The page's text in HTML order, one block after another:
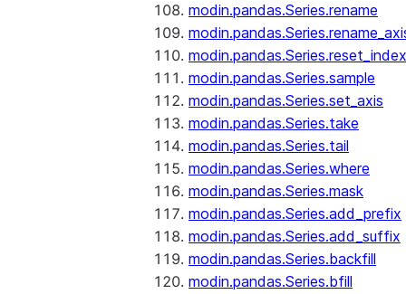
modin.pandas.Series.rename
modin.pandas.Series.reset_index
modin.pandas.Series.sample
modin.pandas.Series.set_axis
modin.pandas.Series.take
modin.pandas.Series.tail
modin.pandas.Series.where
modin.pandas.Series.mask
modin.pandas.Series.add_prefix
modin.pandas.Series.add_suffix
modin.pandas.Series.backfill
modin.pandas.Series.bfill